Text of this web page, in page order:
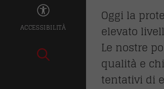
ACCESSIBILITÀ
Oggi la
elevato
Le nostre
qualità e
tentativi di